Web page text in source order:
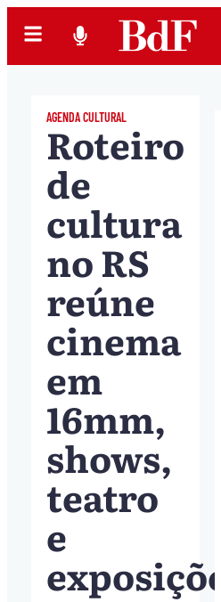
AGENDA CULTURAL
Roteiro
de
cultura
no RS
reúne
cinema
em
16mm,
shows,
teatro
e
exposições